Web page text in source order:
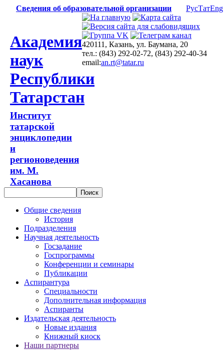
Сведения об образовательной организации РусТатEng
Академия
наук
Республики
Татарстан
Институт
татарской
энциклопедии
и
регионоведения
им. М.
Хасанова
420111, Казань, ул. Баумана, 20
тел.: (843) 292-02-72, (843) 292-40-34
email:an.rt@tatar.ru
Общие сведения
История
Подразделения
Научная деятельность
Госзадание
Госпрограммы
Конференции и семинары
Публикации
Аспирантура
Специальности
Дополнительная информация
Аспиранты
Издательская деятельность
Новые издания
Книжный киоск
Наши партнеры